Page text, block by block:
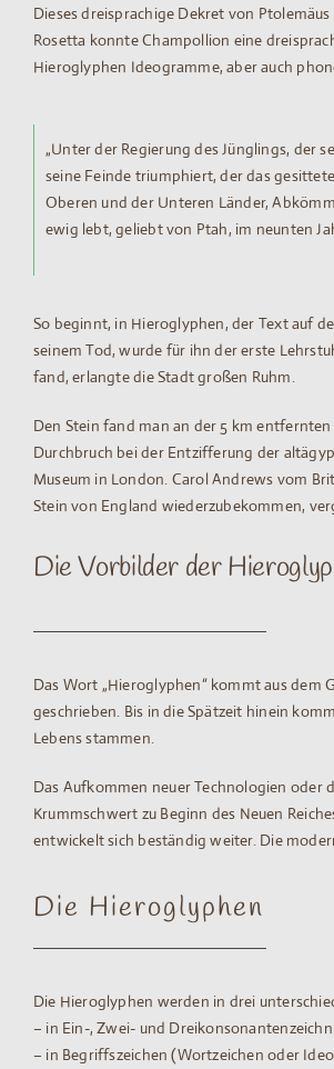
Dieses dreisprachige Dekret von
Rosetta konnte Champollion eine
Hieroglyphen Ideogramme, aber auch
„Unter der Regierung des Jünglings, der
seine Feinde triumphiert, der das
Oberen und der Unteren Länder,
ewig lebt, geliebt von Ptah, im neunten
So beginnt, in Hieroglyphen, der Text auf
seinem Tod, wurde für ihn der erste
fand, erlangte die Stadt großen Ruhm.
Den Stein fand man an der 5 km
Durchbruch bei der Entzifferung der
Museum in London. Carol Andrews vom
Stein von England wiederzubekommen,
Die Vorbilder der
Das Wort „Hieroglyphen“ kommt aus dem
geschrieben. Bis in die Spätzeit hinein
Lebens stammen.
Das Aufkommen neuer Technologien oder
Krummschwert zu Beginn des Neuen
entwickelt sich beständig weiter. Die
Die Hieroglyphen
Die Hieroglyphen werden in drei
– in Ein-, Zwei- und
– in Begriffszeichen (Wortzeichen oder